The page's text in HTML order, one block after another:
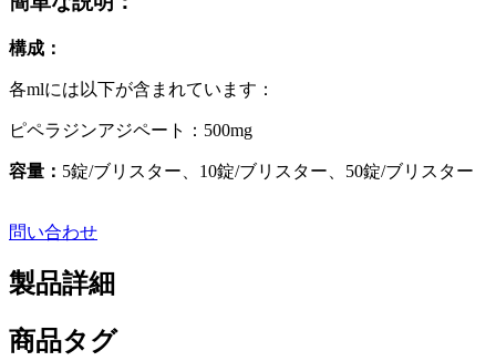
構成：
各mlには以下が含まれています：
ピペラジンアジペート：500mg
容量 ： 5錠/ブリスター、10錠/ブリスター、50錠/ブリスター
問い合わせ
製品詳細
商品タグ